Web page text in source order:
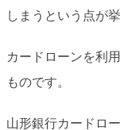
しまうという点が
カードローンを利
ものです。
山形銀行カードロ